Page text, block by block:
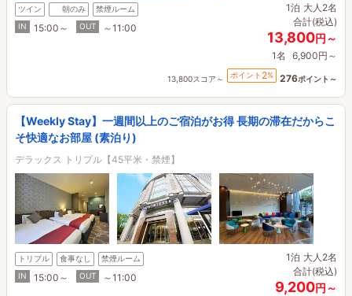
ツイン 朝のみ
禁煙ルーム
IN
15:00～ OUT ～11:00
1泊 大人2名
合計(税込)
13,800円～
1名 6,900円～
13,800スコア～ ポイント 2% 276ポイント～
【Weekly Stay】一週間以上のご宿泊がお得 長期の滞在だからこ
そ快適なお部屋 (素泊り)
デラックス トリプル【45平米・禁煙】
トリプル 食事なし
禁煙ルーム
IN
15:00～ OUT ～11:00
1泊 大人2名
合計(税込)
9,200円～